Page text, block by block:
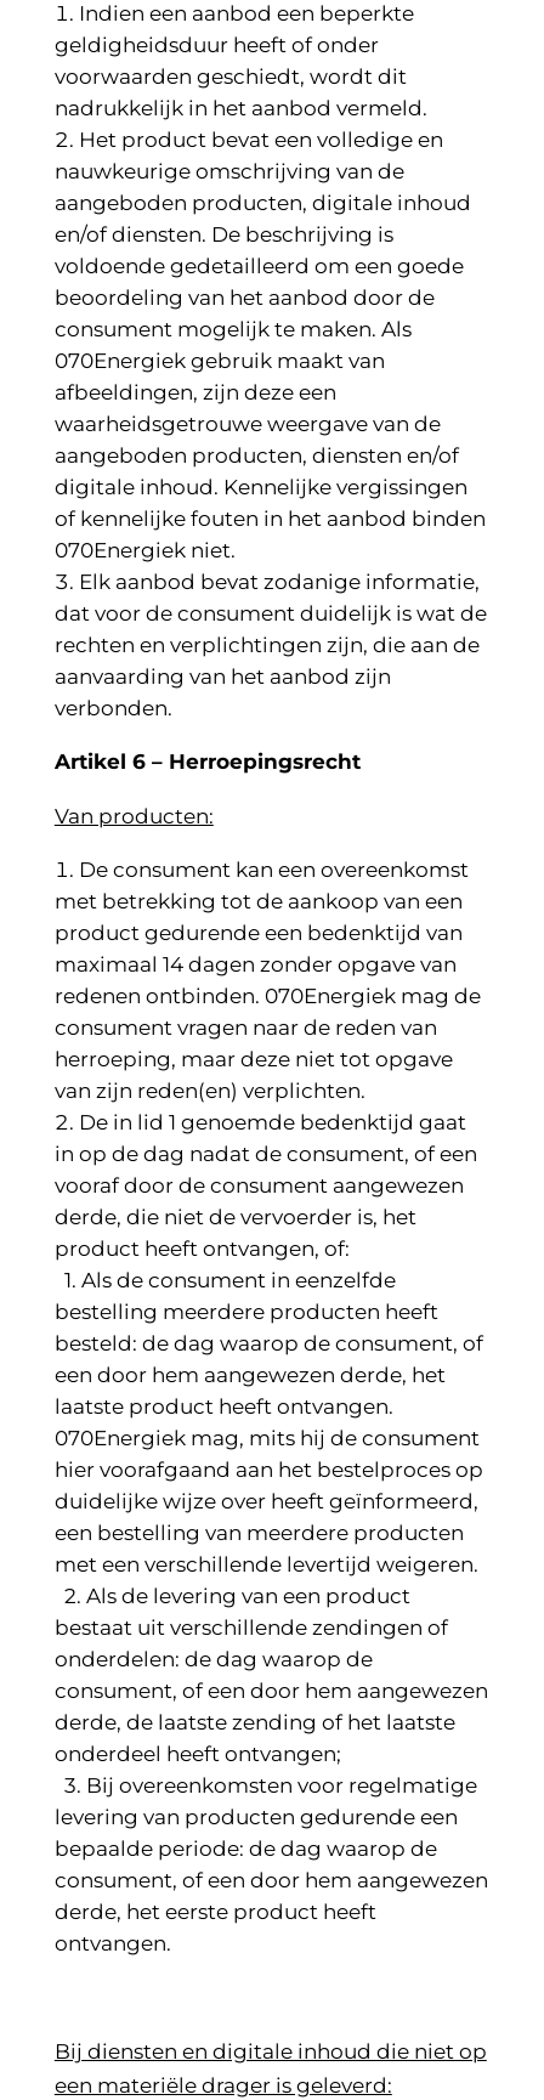
Indien een aanbod een beperkte
geldigheidsduur heeft of onder
voorwaarden geschiedt, wordt dit
nadrukkelijk in het aanbod vermeld.
Het product bevat een volledige en
nauwkeurige omschrijving van de
aangeboden producten, digitale inhoud
en/of diensten. De beschrijving is
voldoende gedetailleerd om een goede
beoordeling van het aanbod door de
consument mogelijk te maken. Als
070Energiek gebruik maakt van
afbeeldingen, zijn deze een
waarheidsgetrouwe weergave van de
aangeboden producten, diensten en/of
digitale inhoud. Kennelijke vergissingen
of kennelijke fouten in het aanbod binden
070Energiek niet.
Elk aanbod bevat zodanige informatie,
dat voor de consument duidelijk is wat de
rechten en verplichtingen zijn, die aan de
aanvaarding van het aanbod zijn
verbonden.
Artikel 6 – Herroepingsrecht
Van producten:
De consument kan een overeenkomst
met betrekking tot de aankoop van een
product gedurende een bedenktijd van
maximaal 14 dagen zonder opgave van
redenen ontbinden. 070Energiek mag de
consument vragen naar de reden van
herroeping, maar deze niet tot opgave
van zijn reden(en) verplichten.
De in lid 1 genoemde bedenktijd gaat
in op de dag nadat de consument, of een
vooraf door de consument aangewezen
derde, die niet de vervoerder is, het
product heeft ontvangen, of:
1. Als de consument in eenzelfde
bestelling meerdere producten heeft
besteld: de dag waarop de consument, of
een door hem aangewezen derde, het
laatste product heeft ontvangen.
070Energiek mag, mits hij de consument
hier voorafgaand aan het bestelproces op
duidelijke wijze over heeft geïnformeerd,
een bestelling van meerdere producten
met een verschillende levertijd weigeren.
2. Als de levering van een product
bestaat uit verschillende zendingen of
onderdelen: de dag waarop de
consument, of een door hem aangewezen
derde, de laatste zending of het laatste
onderdeel heeft ontvangen;
3. Bij overeenkomsten voor regelmatige
levering van producten gedurende een
bepaalde periode: de dag waarop de
consument, of een door hem aangewezen
derde, het eerste product heeft
ontvangen.
Bij diensten en digitale inhoud die niet op
een materiële drager is geleverd: